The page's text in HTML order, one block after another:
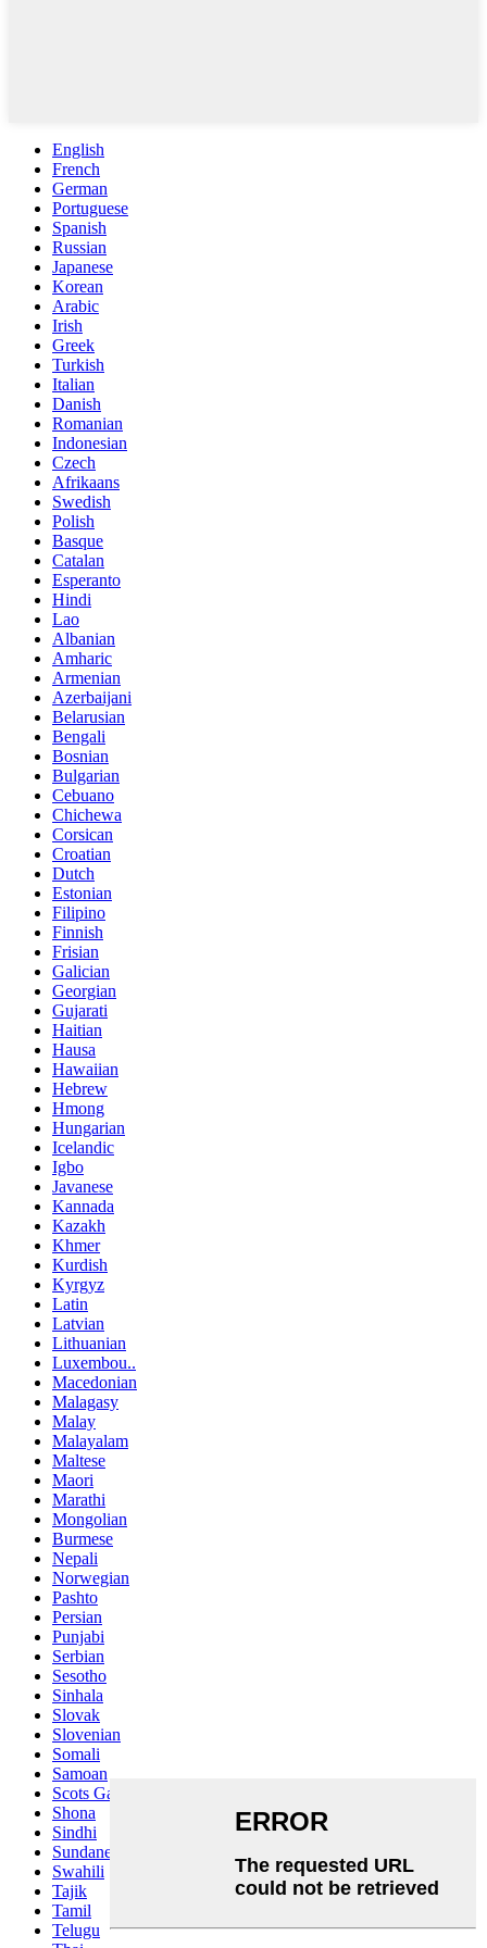
English
French
German
Portuguese
Spanish
Russian
Japanese
Korean
Arabic
Irish
Greek
Turkish
Italian
Danish
Romanian
Indonesian
Czech
Afrikaans
Swedish
Polish
Basque
Catalan
Esperanto
Hindi
Lao
Albanian
Amharic
Armenian
Azerbaijani
Belarusian
Bengali
Bosnian
Bulgarian
Cebuano
Chichewa
Corsican
Croatian
Dutch
Estonian
Filipino
Finnish
Frisian
Galician
Georgian
Gujarati
Haitian
Hausa
Hawaiian
Hebrew
Hmong
Hungarian
Icelandic
Igbo
Javanese
Kannada
Kazakh
Khmer
Kurdish
Kyrgyz
Latin
Latvian
Lithuanian
Luxembou..
Macedonian
Malagasy
Malay
Malayalam
Maltese
Maori
Marathi
Mongolian
Burmese
Nepali
Norwegian
Pashto
Persian
Punjabi
Serbian
Sesotho
Sinhala
Slovak
Slovenian
Somali
Samoan
Scots Gaelic
Shona
Sindhi
Sundanese
Swahili
Tajik
Tamil
Telugu